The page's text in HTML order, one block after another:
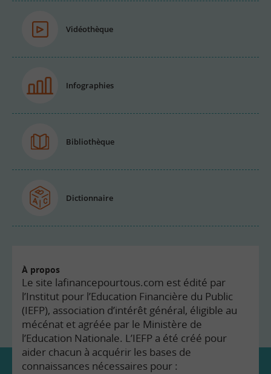
Vidéothèque
Infographies
Bibliothèque
Dictionnaire
À propos
Le site lafinancepourtous.com est édité par
l’Institut pour l’Education Financière du Public
(IEFP), association d’intérêt général, éligible au
mécénat et agréée par le Ministère de
l’Education Nationale. L’IEFP a été créé pour
aider chacun à acquérir les bases de
connaissances nécessaires pour :